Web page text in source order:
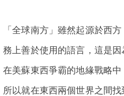
「全球南方」雖然起源於西
務上善於使用的語言，這是
在美蘇東西爭霸的地緣戰略中
所以就在東西兩個世界之間